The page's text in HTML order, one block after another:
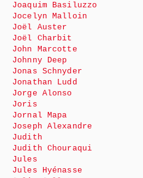
Joaquim Basiluzzo
Jocelyn Malloin
Joël Auster
Joël Charbit
John Marcotte
Johnny Deep
Jonas Schnyder
Jonathan Ludd
Jorge Alonso
Joris
Jornal Mapa
Joseph Alexandre
Judith
Judith Chouraqui
Jules
Jules Hyénasse